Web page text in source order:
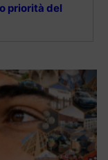
priorità del